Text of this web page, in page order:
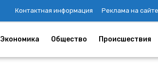
Контактная информация Реклама на сайте
Экономика Общество Происшествия